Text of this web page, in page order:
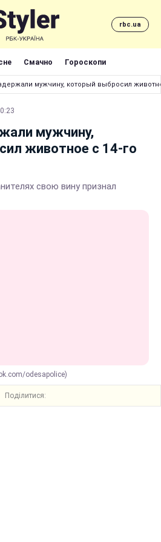
rbc.ua
Смачно Гороскопи
мужчину, который выбросил
мужчину,
животное с 14-го
свою вину признал
odesapolice)
Поділитися: